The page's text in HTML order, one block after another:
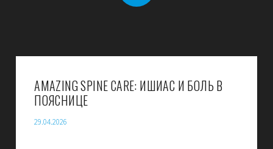
AMAZING SPINE CARE: ИШИАС И БОЛЬ В
ПОЯСНИЦЕ
29.04.2026